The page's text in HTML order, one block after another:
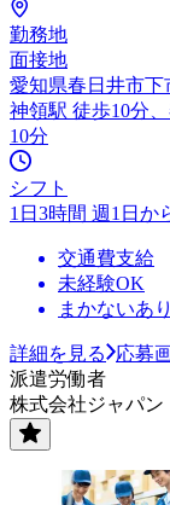
勤務地
面接地
愛知県春日井市下
神領駅 徒歩10分
10分
シフト
1日3時間 週1日か
交通費支給
未経験OK
まかないあり
詳細を見る
応募
派遣労働者
株式会社ジャパン